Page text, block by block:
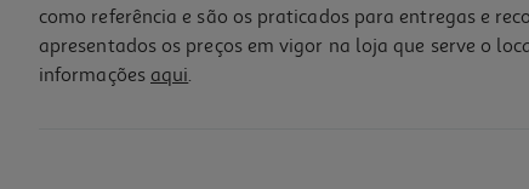
como referência e são os praticados para entregas e
apresentados os preços em vigor na loja que serve o
informações aqui.